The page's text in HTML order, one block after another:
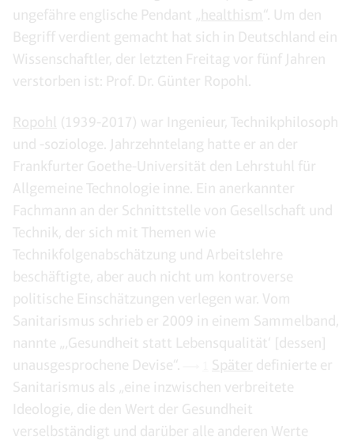
ungefähre englische Pendant „ healthism“. Um den
Begriff verdient gemacht hat sich in Deutschland ein
Wissenschaftler, der letzten Freitag vor fünf Jahren
verstorben ist: Prof. Dr. Günter Ropohl.
Ropohl
(1939-2017) war Ingenieur, Technikphilosoph
und -soziologe. Jahrzehntelang hatte er an der
Frankfurter Goethe-Universität den Lehrstuhl für
Allgemeine Technologie inne. Ein anerkannter
Fachmann an der Schnittstelle von Gesellschaft und
Technik, der sich mit Themen wie
Technikfolgenabschätzung und Arbeitslehre
beschäftigte, aber auch nicht um kontroverse
politische Einschätzungen verlegen war. Vom
Sanitarismus schrieb er 2009 in einem Sammelband,
nannte „‚Gesundheit statt Lebensqualität‘ [dessen]
unausgesprochene Devise“.
Später definierte er
Sanitarismus als „eine inzwischen verbreitete
Ideologie, die den Wert der Gesundheit
verselbständigt und darüber alle anderen Werte